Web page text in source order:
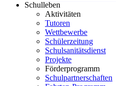
Schulleben
Aktivitäten
Tutoren
Wettbewerbe
Schülerzeitung
Schulsanitätsdienst
Projekte
Förderprogramm
Schulpartnerschaften